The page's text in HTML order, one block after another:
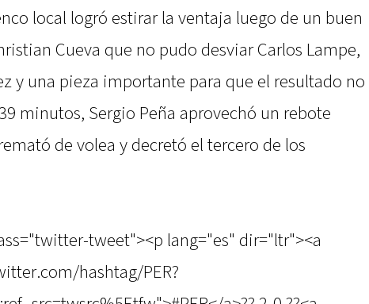
local logró estirar la ventaja luego de un buen
Cueva que no pudo desviar Carlos Lampe,
y una pieza importante para que el resultado no
minutos, Sergio Peña aprovechó un rebote
de volea y decretó el tercero de los
tweet"><p lang="es" dir="ltr"><a
hashtag/PER?